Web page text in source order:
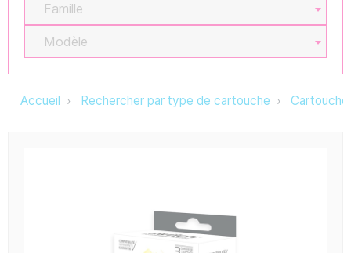
Famille
Modèle
Accueil Rechercher par type de cartouche